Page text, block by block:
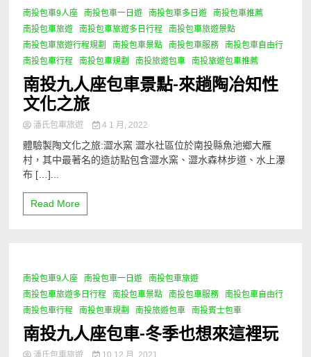
南投包車9人座 南投包車一日遊 南投包車多日遊
南投包車推薦
南投包車旅遊
南投包車旅遊多日行程
南投包車旅遊景點
南投包車旅遊行程規劃
南投包車景點 南投包車服務
南投包車自由行
南投包車行程
南投包車規劃 南投旅遊包車 南投旅遊包車推薦
南投九人座包車景點-來趟陶冶知性
文化之旅
潘氏包車旅遊 4 1 月, 2022
體驗製陶文化之旅:澀水窯 澀水社區位於南投縣魚池鄉大雁
村，其中最著名的造訪點包含澀水窯、澀水森林步道、水上瀑
布 […]...
Read More
1 Minute
南投包車9人座 南投包車一日遊
南投包車旅遊
南投包車旅遊多日行程
南投包車景點 南投包車服務
南投包車自由行
南投包車行程
南投包車規劃 南投旅遊包車 南投賓士包車
南投九人座包車-冬季也想來這裡玩